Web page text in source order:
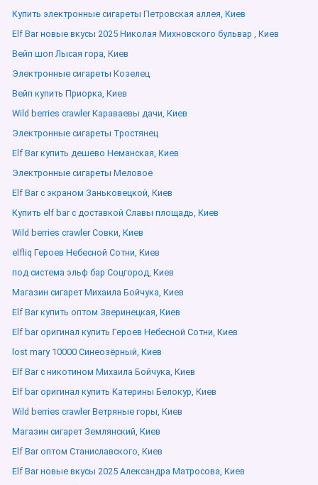
Купить электронные сигареты Петровская аллея, Киев
Elf Bar новые вкусы 2025 Николая Михновского бульвар , Киев
Вейп шоп Лысая гора, Киев
Электронные сигареты Козелец
Вейп купить Приорка, Киев
Wild berries crawler Караваевы дачи, Киев
Электронные сигареты Тростянец
Elf Bar купить дешево Неманская, Киев
Электронные сигареты Меловое
Elf Bar с экраном Заньковецкой, Киев
Купить elf bar с доставкой Славы площадь, Киев
Wild berries crawler Совки, Киев
elfliq Героев Небесной Сотни, Киев
под система эльф бар Соцгород, Киев
Магазин сигарет Михаила Бойчука, Киев
Elf Bar купить оптом Зверинецкая, Киев
Elf bar оригинал купить Героев Небесной Сотни, Киев
lost mary 10000 Синеозёрный, Киев
Elf Bar с никотином Михаила Бойчука, Киев
Elf bar оригинал купить Катерины Белокур, Киев
Wild berries crawler Ветряные горы, Киев
Магазин сигарет Землянский, Киев
Elf Bar оптом Станиславского, Киев
Elf Bar новые вкусы 2025 Александра Матросова, Киев